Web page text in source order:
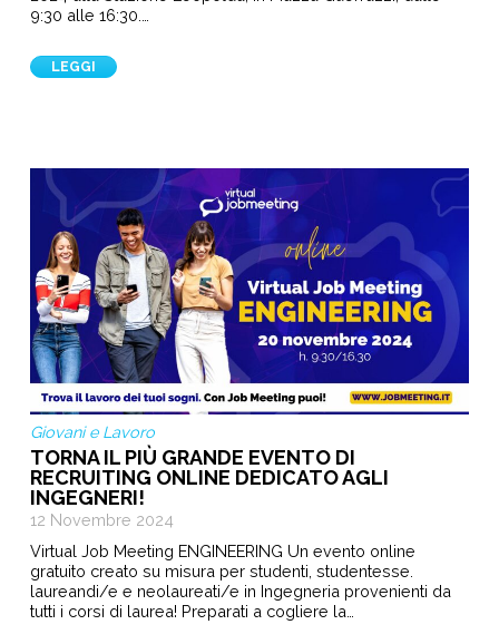
9:30 alle 16:30.…
LEGGI
Giovani e Lavoro
TORNA IL PIÙ GRANDE EVENTO DI
RECRUITING ONLINE DEDICATO AGLI
INGEGNERI!
12 Novembre 2024
Virtual Job Meeting ENGINEERING Un evento online
gratuito creato su misura per studenti, studentesse.
laureandi/e e neolaureati/e in Ingegneria provenienti da
tutti i corsi di laurea! Preparati a cogliere la…